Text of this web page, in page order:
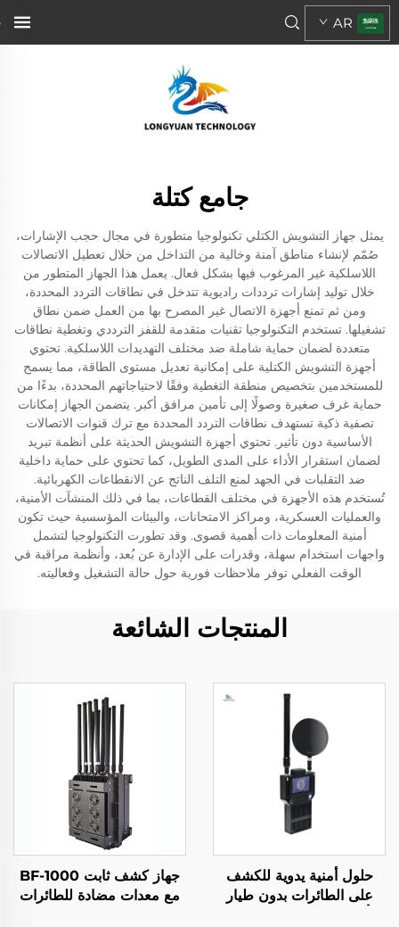
AR
جامع كتلة
يمثل جهاز التشويش الكتلي تكنولوجيا متطورة في مجال حجب الإشارات،
صُمّم لإنشاء مناطق آمنة وخالية من التداخل من خلال تعطيل الاتصالات
اللاسلكية غير المرغوب فيها بشكل فعال. يعمل هذا الجهاز المتطور من
خلال توليد إشارات ترددات راديوية تتدخل في نطاقات التردد المحددة،
ومن ثم تمنع أجهزة الاتصال غير المصرح بها من العمل ضمن نطاق
تشغيلها. تستخدم التكنولوجيا تقنيات متقدمة للقفز الترددي وتغطية نطاقات
متعددة لضمان حماية شاملة ضد مختلف التهديدات اللاسلكية. تحتوي
أجهزة التشويش الكتلية على إمكانية تعديل مستوى الطاقة، مما يسمح
للمستخدمين بتخصيص منطقة التغطية وفقًا لاحتياجاتهم المحددة، بدءًا من
حماية غرف صغيرة وصولًا إلى تأمين مرافق أكبر. يتضمن الجهاز إمكانات
تصفية ذكية تستهدف نطاقات التردد المحددة مع ترك قنوات الاتصالات
الأساسية دون تأثير. تحتوي أجهزة التشويش الحديثة على أنظمة تبريد
لضمان استقرار الأداء على المدى الطويل، كما تحتوي على حماية داخلية
ضد التقلبات في الجهد لمنع التلف الناتج عن الانقطاعات الكهربائية.
تُستخدم هذه الأجهزة في مختلف القطاعات، بما في ذلك المنشآت الأمنية،
والعمليات العسكرية، ومراكز الامتحانات، والبيئات المؤسسية حيث تكون
أمنية المعلومات ذات أهمية قصوى. وقد تطورت التكنولوجيا لتشمل
واجهات استخدام سهلة، وقدرات على الإدارة عن بُعد، وأنظمة مراقبة في
الوقت الفعلي توفر ملاحظات فورية حول حالة التشغيل وفعاليته.
المنتجات الشائعة
حلول أمنية يدوية للكشف
على الطائرات بدون طيار
جهاز كشف ثابت BF-1000
مع معدات مضادة للطائرات